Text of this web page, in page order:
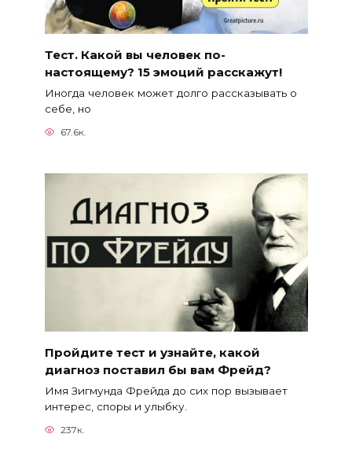
Тест. Какой вы человек по-
настоящему? 15 эмоций расскажут!
Иногда человек может долго рассказывать о
себе, но
67.6к.
Пройдите тест и узнайте, какой
диагноз поставил бы вам Фрейд?
Имя Зигмунда Фрейда до сих пор вызывает
интерес, споры и улыбку.
237к.